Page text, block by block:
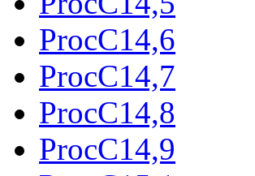
ProcC14,6
ProcC14,7
ProcC14,8
ProcC14,9